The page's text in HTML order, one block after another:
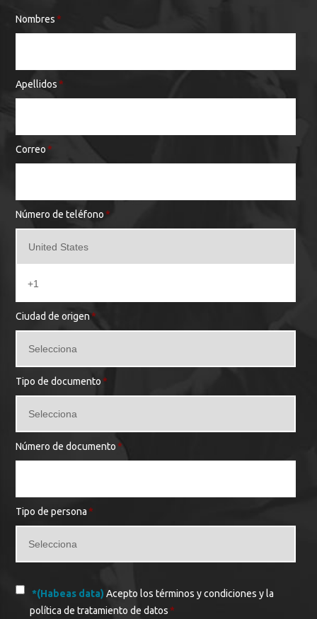
Nombres *
Apellidos *
Correo *
Número de teléfono *
Ciudad de origen*
Tipo de documento *
Número de documento *
Tipo de persona *
*(Habeas data)Acepto los términos y condiciones y la
política de tratamiento de datos *